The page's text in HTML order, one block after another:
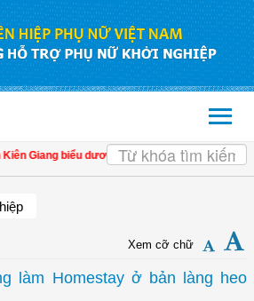
Giang biểu dương phụ nữ tiêu biểu trong tham
Xem cỡ chữ
làm Homestay ở bản làng heo